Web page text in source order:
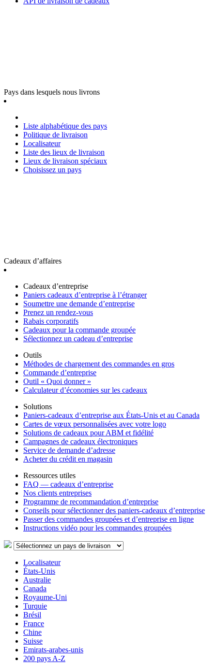
Pays dans lesquels nous livrons
Liste alphabétique des pays
Politique de livraison
Localisateur
Liste des lieux de livraison
Lieux de livraison spéciaux
Choisissez un pays
Cadeaux d’affaires
Cadeaux d’entreprise
Paniers cadeaux d’entreprise à l’étranger
Soumettre une demande d’entreprise
Prenez un rendez-vous
Rabais corporatifs
Cadeaux pour la commande groupée
Sélectionnez un cadeau d’entreprise
Outils
Méthodes de chargement des commandes en gros
Commande d’entreprise
Outil « Quoi donner »
Calculateur d’économies sur les cadeaux
Solutions
Paniers-cadeaux d’entreprise aux États-Unis et au Canada
Cartes de vœux personnalisées avec votre logo
Solutions de cadeaux pour ABM et fidélité
Campagnes de cadeaux électroniques
Service de demande d’adresse
Acheter du crédit en magasin
Ressources utiles
FAQ — cadeaux d’entreprise
Nos clients entreprises
Programme de recommandation d’entreprise
Conseils pour sélectionner des paniers-cadeaux d’entreprise
Passer des commandes groupées et d’entreprise en ligne
Instructions vidéo pour les commandes groupées
Localisateur
États-Unis
Australie
Canada
Royaume-Uni
Turquie
Brésil
France
Chine
Suisse
Emirats-arabes-unis
200 pays A-Z